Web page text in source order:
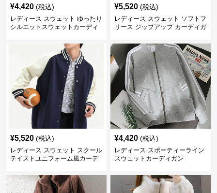
¥4,420 (税込)
レディース スウェット ゆったり
シルエットスウェットカーディ
¥5,520 (税込)
レディース スウェット ソフトフ
リース ジップアップ カーディガ
¥5,520 (税込)
レディース スウェット スクール
テイストユニフォーム風カーデ
¥4,420 (税込)
レディース スポーティーライン
スウェットカーディガン